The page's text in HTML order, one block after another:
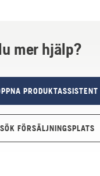
mer hjälp?
PRODUKTASSISTENT
SÖK FÖRSÄLJNINGSPLATS